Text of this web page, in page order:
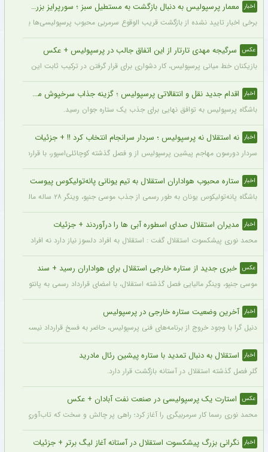
اخبار معمار پرسپولیس به دنبال بازگشت به مستطیل سبز ؛ سورپرایز بزرگ در راه است ؟ + جزئیات
برخی اخبار تایید نشده از بازگشت قریب الوقوع سرمربی محبوب پرسپولیسی‌ها به دنیای
عکس سرگیجه مهدی تارتار از این اتفاق جالب در پرسپولیس + عکس
بازیکنان خط میانی پرسپولیس، کار دشواری برای قرار گرفتن در ترکیب ثابت این تیم
اخبار اقدام جدید نقل و انتقالاتی پرسپولیس ؛ گزینه جذاب سرخپوش می شود؟
باشگاه پرسپولیس به توافق نهایی برای جذب یک ستاره جوان رسید.
اخبار نه استقلال نه پرسپولیس ؛ سردار سرانجام انتخاب کرد !! + جزئیات
سردار دورسون مهاجم پیشین پرسپولیس از و فصل گذشته کوچائلی‌اسپور، با قراردادی
اخبار ستاره محبوب هواداران استقلال به تیم یونانی پانه‌تولیکوس پیوست
باشگاه پانه‌تولیکوس یونان به طور رسمی از جذب موسی جنپو، وینگر ۲۸ ساله مالیایی سابق استقلال، با قراردادی دو ساله خبر داد.
اخبار مدیران استقلال صدای اسطوره آبی ها را درآوردند + جزئیات
محمد نوری پیشکسوت استقلال گفت : استقلال به افراد دلسوز نیاز دارد نه افراد سود
عکس خبری جدید از ستاره خارجی استقلال برای هواداران رسید + سند
موسی جنپو، وینگر مالیایی فصل گذشته استقلال، با امضای قرارداد رسمی به پانتولیکوس
اخبار آخرین وضعیت ستاره خارجی در پرسپولیس
دنیل گرا با وجود خروج از برنامه‌های فنی پرسپولیس، حاضر به فسخ قرارداد نیست.
اخبار استقلال به دنبال تمدید با ستاره پیشین رئال مادرید
گلر فصل گذشته استقلال در آستانه بازگشت قرار دارد.
عکس استارت یک پرسپولیسی در صنعت نفت آبادان + عکس
محمد نوری رسما کار سرمربیگری را آغاز کرد؛ راهی پر چالش و سخت که تاب‌آوری بالایی
اخبار نگرانی بزرگ پیشکسوت استقلال در آستانه آغاز لیگ برتر + جزئیات